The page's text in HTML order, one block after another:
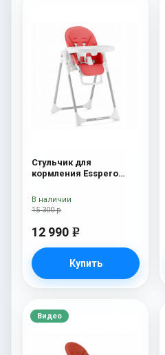
Стульчик для
кормления Esspero
15 300 р
12 990 e
Купить
В наличии
Видео